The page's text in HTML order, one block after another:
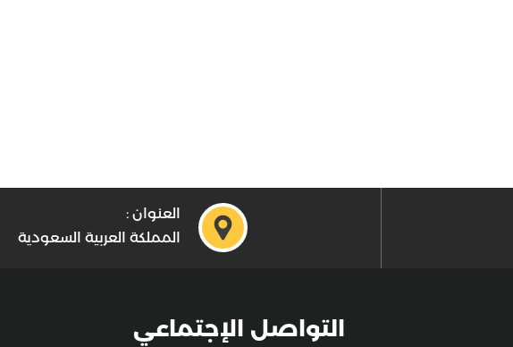
العنوان :
المملكة العربية السعودية
التواصل الإجتماعي